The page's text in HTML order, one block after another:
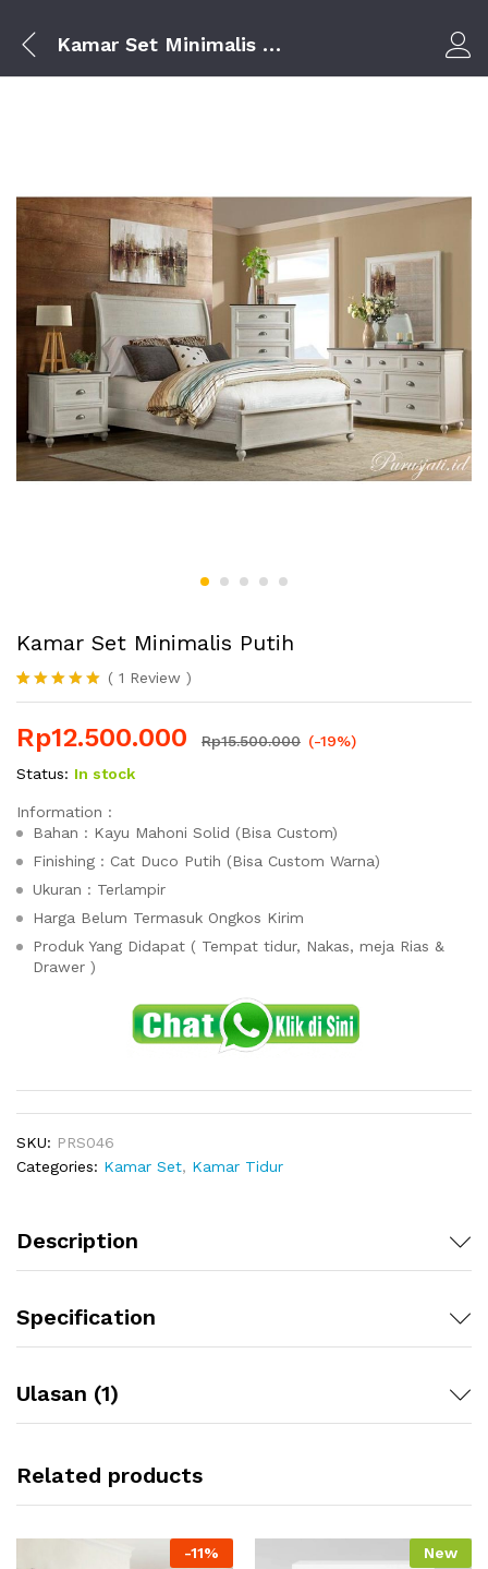
Kamar Set Minimalis Putih
Kamar Set Minimalis Putih
Peringkat
berdasarka
1
penilaian
pelanggan
( 1 Review )
Rp12.500.000 Rp15.500.000 (-19%)
Status: In stock
Information :
Bahan : Kayu Mahoni Solid (Bisa Custom)
Finishing : Cat Duco Putih (Bisa Custom Warna)
Ukuran : Terlampir
Harga Belum Termasuk Ongkos Kirim
Produk Yang Didapat ( Tempat tidur, Nakas, meja Rias &
Drawer )
SKU: PRS046
Categories: Kamar Set, Kamar Tidur
Description
Specification
Ulasan (1)
Related products
-11% New